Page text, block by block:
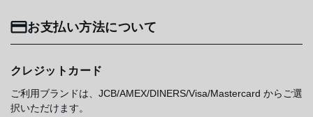
お支払い方法について
クレジットカード
ご利用ブランドは、JCB/AMEX/DINERS/Visa/Mastercard からご選
択いただけます。